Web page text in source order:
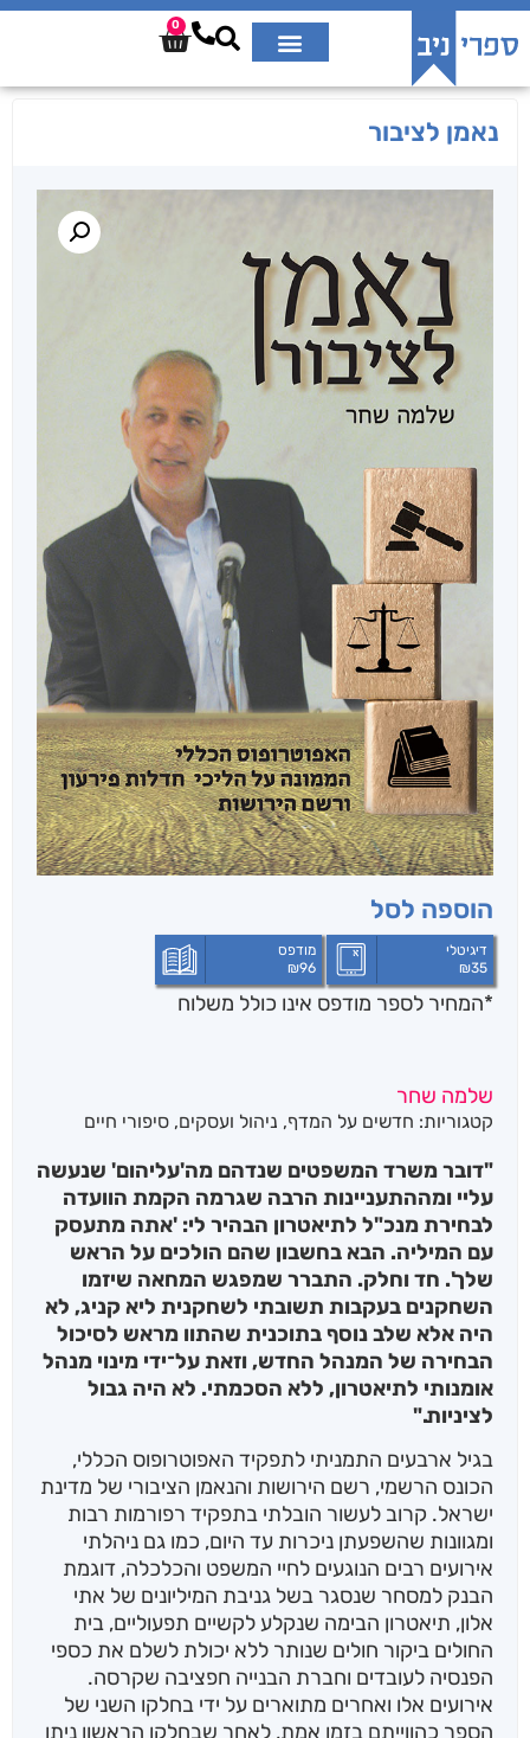
0
נאמן לציבור
הוספה לסל
דיגיטלי
₪35
מודפס
₪96
*המחיר לספר מודפס אינו כולל משלוח
שלמה שחר
קטגוריות: חדשים על המדף, ניהול ועסקים, סיפורי חיים
"דובר משרד המשפטים שנדהם מה'עליהום' שנעשה
עליי ומההתעניינות הרבה שגרמה הקמת הוועדה
לבחירת מנכ"ל לתיאטרון הבהיר לי: 'אתה מתעסק
עם המיליה. הבא בחשבון שהם הולכים על הראש
שלך'. חד וחלק. התברר שמפגש המחאה שיזמו
השחקנים בעקבות תשובתי לשחקנית ליא קניג, לא
היה אלא שלב נוסף בתוכנית שהתוו מראש לסיכול
הבחירה של המנהל החדש, וזאת על־ידי מינוי מנהל
אומנותי לתיאטרון, ללא הסכמתי. לא היה גבול
לציניות."
בגיל ארבעים התמניתי לתפקיד האפוטרופוס הכללי,
הכונס הרשמי, רשם הירושות והנאמן הציבורי של מדינת
ישראל. קרוב לעשור הובלתי בתפקיד רפורמות רבות
ומגוונות שהשפעתן ניכרות עד היום, כמו גם ניהלתי
אירועים רבים הנוגעים לחיי המשפט והכלכלה, דוגמת
הבנק למסחר שנסגר בשל גניבת המיליונים של אתי
אלון, תיאטרון הבימה שנקלע לקשיים תפעוליים, בית
החולים ביקור חולים שנותר ללא יכולת לשלם את כספי
הפנסיה לעובדים וחברת הבנייה חפציבה שקרסה.
אירועים אלו ואחרים מתוארים על ידי בחלקו השני של
הספר כהווייתם בזמן אמת, לאחר שבחלקו הראשון ניתן